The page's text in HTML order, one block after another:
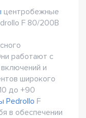
центробежные
F 80/200B
работают с
и
широкого
до +90
Pedrollo F
в обеспечении